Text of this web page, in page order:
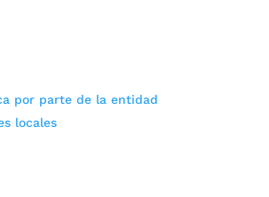
por parte de la entidad
locales